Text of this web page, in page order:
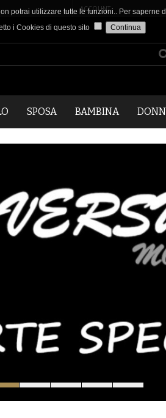
ACCOUNT
SPOSA BAMBINA
potrai utilizzare tutte le funzioni.. Per saperne
i Cookies di questo sito